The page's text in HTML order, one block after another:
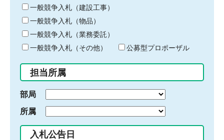
キ
ー
ワ
ー
ド
入
力
一般競争入札（建設工事）
一般競争入札（物品）
一般競争入札（業務委託）
一般競争入札（その他）
公募型プロポーザル
担当所属
部局
所属
入札公告日